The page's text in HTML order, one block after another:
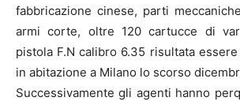
fabbricazione cinese, parti
armi corte, oltre 120 cartucce di
pistola F.N calibro 6.35 risultata
in abitazione a Milano lo scorso
Successivamente gli agenti hanno